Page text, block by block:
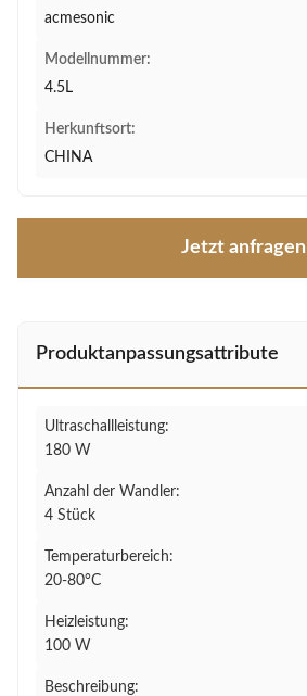
acmesonic
Modellnummer:
4.5L
Herkunftsort:
CHINA
Jetzt anfragen
Produktanpassungsattribute
Ultraschallleistung:
180 W
Anzahl der Wandler:
4 Stück
Temperaturbereich:
20-80°C
Heizleistung:
100 W
Beschreibung: